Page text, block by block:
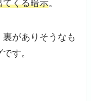
てくる暗示。
がありそうなも
す。